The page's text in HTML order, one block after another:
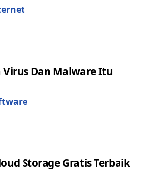
Dan Malware Itu
Storage Gratis Terbaik